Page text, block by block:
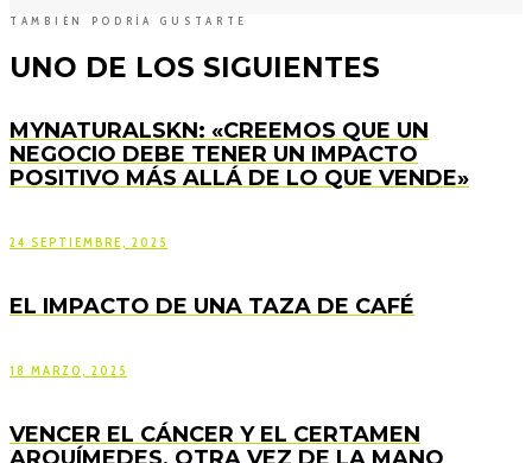
TAMBIÉN PODRÍA GUSTARTE
UNO DE LOS SIGUIENTES
MYNATURALSKN: «CREEMOS QUE UN
NEGOCIO DEBE TENER UN IMPACTO
POSITIVO MÁS ALLÁ DE LO QUE VENDE»
24 SEPTIEMBRE, 2025
EL IMPACTO DE UNA TAZA DE CAFÉ
18 MARZO, 2025
VENCER EL CÁNCER Y EL CERTAMEN